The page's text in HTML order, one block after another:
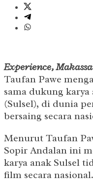
Experience,
Taufan Pawe
sama dukung karya
(Sulsel), di dunia
bersaing secara
Menurut Taufan
Sopir Andalan ini
karya anak Sulsel
film secara nasional.